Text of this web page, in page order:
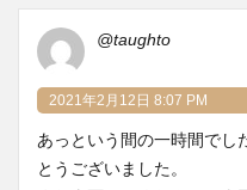
@taughto
2021年2月12日 8:07 PM
あっという間の一時間でし
とうございました。